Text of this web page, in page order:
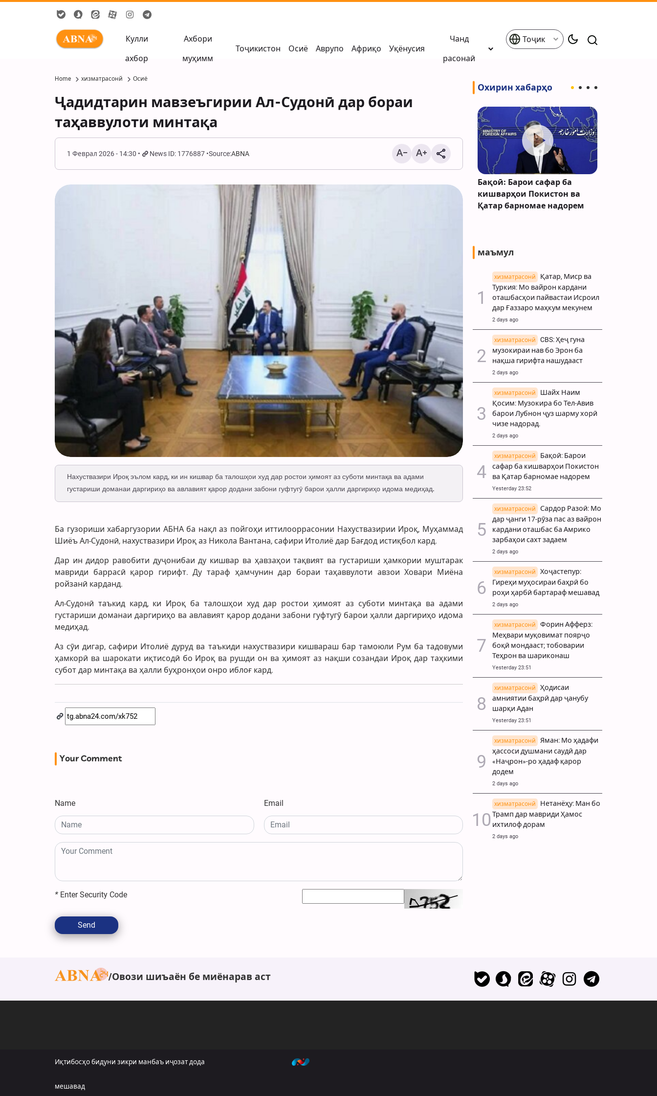
Кулли
ахбор
Ахбори
муҳимм
Тоҷикистон Осиё Аврупо Африқо Уқёнусия
Чанд
расонаӣ
Тоҷик
Home хизматрасонй Осиё
Ҷадидтарин мавзеъгирии Ал-Судонӣ дар бораи
таҳаввулоти минтақа
1 Феврал 2026 - 14:30 News ID: 1776887 Source:ABNA
Нахуствазири Ироқ эълом кард, ки ин кишвар ба талошҳои худ дар ростои ҳимоят аз суботи минтақа ва адами
густариши доманаи даргириҳо ва авлавият қарор додани забони гуфтугӯ барои ҳалли даргириҳо идома медиҳад.
Ба гузориши хабаргузории АБНА ба нақл аз пойгоҳи иттилооррасонии Нахуствазирии Ироқ, Муҳаммад
Шиёъ Ал-Судонӣ, нахуствазири Ироқ аз Никола Вантана, сафири Итолиё дар Бағдод истиқбол кард.
Дар ин дидор равобити дуҷонибаи ду кишвар ва ҳавзаҳои тақвият ва густариши ҳамкории муштарак
мавриди баррасӣ қарор гирифт. Ду тараф ҳамчунин дар бораи таҳаввулоти авзои Ховари Миёна
ройзанӣ карданд.
Ал-Судонӣ таъкид кард, ки Ироқ ба талошҳои худ дар ростои ҳимоят аз суботи минтақа ва адами
густариши доманаи даргириҳо ва авлавият қарор додани забони гуфтугӯ барои ҳалли даргириҳо идома
медиҳад.
Аз сӯи дигар, сафири Итолиё дуруд ва таъкиди нахуствазири кишвараш бар тамоюли Рум ба тадовуми
ҳамкорӣ ва шарокати иқтисодӣ бо Ироқ ва рушди он ва ҳимоят аз нақши созандаи Ироқ дар таҳкими
субот дар минтақа ва ҳалли буҳронҳои онро иблоғ кард.
Your Comment
Name Email
* Enter Security Code
Send
Охирин хабарҳо
Ҳодисаи амниятии баҳрӣ
Бақоӣ: Барои сафар ба
кишварҳои Покистон ва
Қатар барномае надорем
маъмул
хизматрасонй
Қатар, Миср ва
Туркия: Мо вайрон кардани
оташбасҳои пайвастаи Исроил
дар Ғаззаро маҳкум мекунем
2 days ago
хизматрасонй
CBS: Ҳеҷ гуна
музокираи нав бо Эрон ба
нақша гирифта нашудааст
2 days ago
хизматрасонй
Шайх Наим
Қосим: Музокира бо Тел-Авив
барои Лубнон ҷуз шарму хорӣ
чизе надорад.
2 days ago
хизматрасонй
Бақоӣ: Барои
сафар ба кишварҳои Покистон
ва Қатар барномае надорем
Yesterday 23:52
хизматрасонй
Сардор Разоӣ: Мо
дар ҷанги 17-рӯза пас аз вайрон
кардани оташбас ба Амрико
зарбаҳои сахт задаем
2 days ago
хизматрасонй
Хоҷастепур:
Гиреҳи муҳосираи баҳрӣ бо
роҳи ҳарбӣ бартараф мешавад
2 days ago
хизматрасонй
Форин Афферз:
Меҳвари муқовимат поярҷо
боқӣ мондааст; тобоварии
Теҳрон ва шариконаш
Yesterday 23:51
хизматрасонй
Ҳодисаи
амниятии баҳрӣ дар ҷанубу
шарқи Адан
Yesterday 23:51
хизматрасонй
Яман: Мо ҳадафи
ҳассоси душмани саудӣ дар
«Наҷрон»-ро ҳадаф қарор
додем
2 days ago
хизматрасонй
Нетанёҳу: Ман бо
Трамп дар мавриди Ҳамос
ихтилоф дорам
2 days ago
Овози шиъаён бе миёнарав аст
Иқтибосҳо бидуни зикри манбаъ иҷозат дода
мешавад